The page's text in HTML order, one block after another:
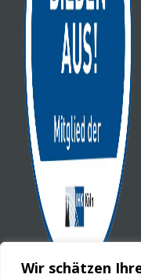
Wir schätzen